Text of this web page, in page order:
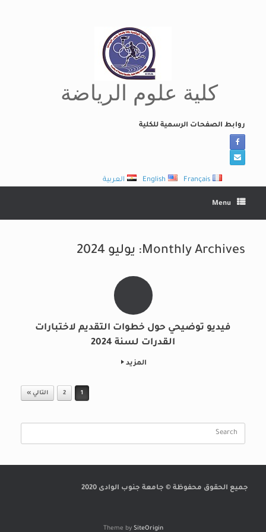
كلية علوم الرياضة
روابط الصفحات الرسمية للكلية
العربية English Français
Menu
Monthly Archives: يوليو 2024
فيديو توضيحي حول خطوات التقديم لاختبارات
القدرات لسنة 2024
المزيد
1
2 التالي »
Search
جميع الحقوق محفوظة © جامعة جنوب الوادى 2020
Theme by SiteOrigin